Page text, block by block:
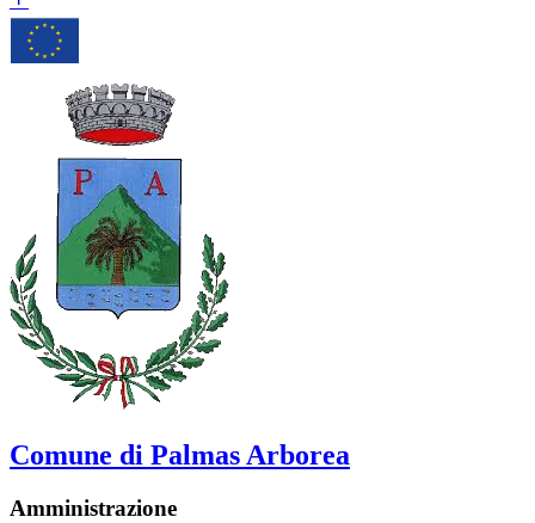
Comune di Palmas Arborea
Amministrazione